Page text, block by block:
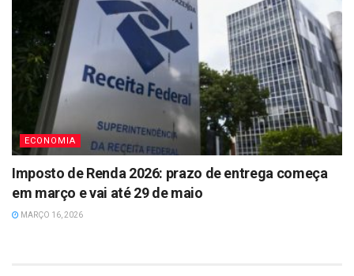
ECONOMIA
Imposto de Renda 2026: prazo de entrega começa
em março e vai até 29 de maio
MARÇO 16, 2026